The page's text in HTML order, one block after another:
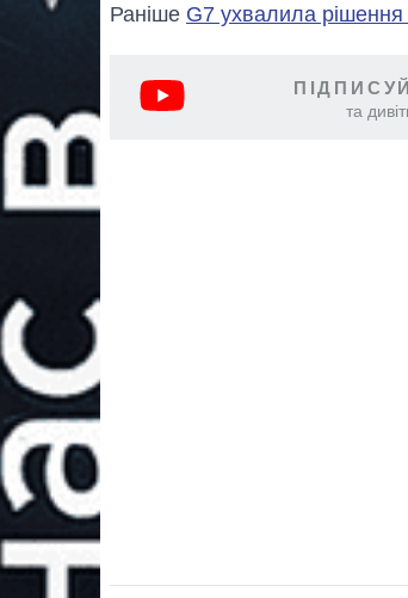
Раніше G7 ухвалила
та